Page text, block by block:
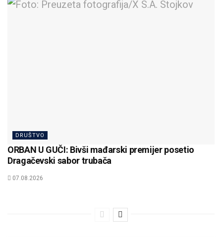
DRUŠTVO
ORBAN U GUČI: Bivši mađarski premijer posetio
Dragačevski sabor trubača
07.08.2026